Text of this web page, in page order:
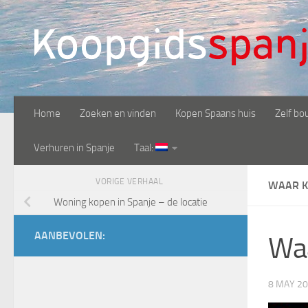
Doorgaan naar inhoud
Home Zoeken en vinden Kopen Spaans huis Zelf
Verhuren in Spanje Taal:
WAAR
8 MAY
VORIGE VERHAAL
Woning kopen in Spanje – de locatie
AANBEVOLEN: